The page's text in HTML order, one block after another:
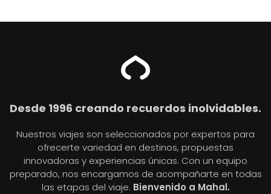
Desde 1996 creando recuerdos inolvidables.
Nuestros viajes son seleccionados por expertos para
ofrecerte variedad en destinos, propuestas
innovadoras y experiencias únicas. Con un equipo
preparado, nos encargamos de acompañarte en todas
las etapas del viaje. Bienvenido a Mahal.